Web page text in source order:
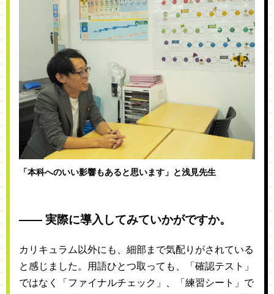
「本科へのいい影響もあると思います」と浅見先生
―― 実際に導入してみていかがですか。
カリキュラム以外にも、細部まで気配りがされている
と感じました。用語ひとつ取っても、「確認テスト」
ではなく「ファイナルチェック」、「練習シート」で